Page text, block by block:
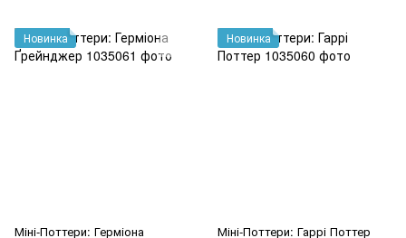
Новинка
Міні-Поттери: Герміона
Новинка
Міні-Поттери: Гаррі Поттер